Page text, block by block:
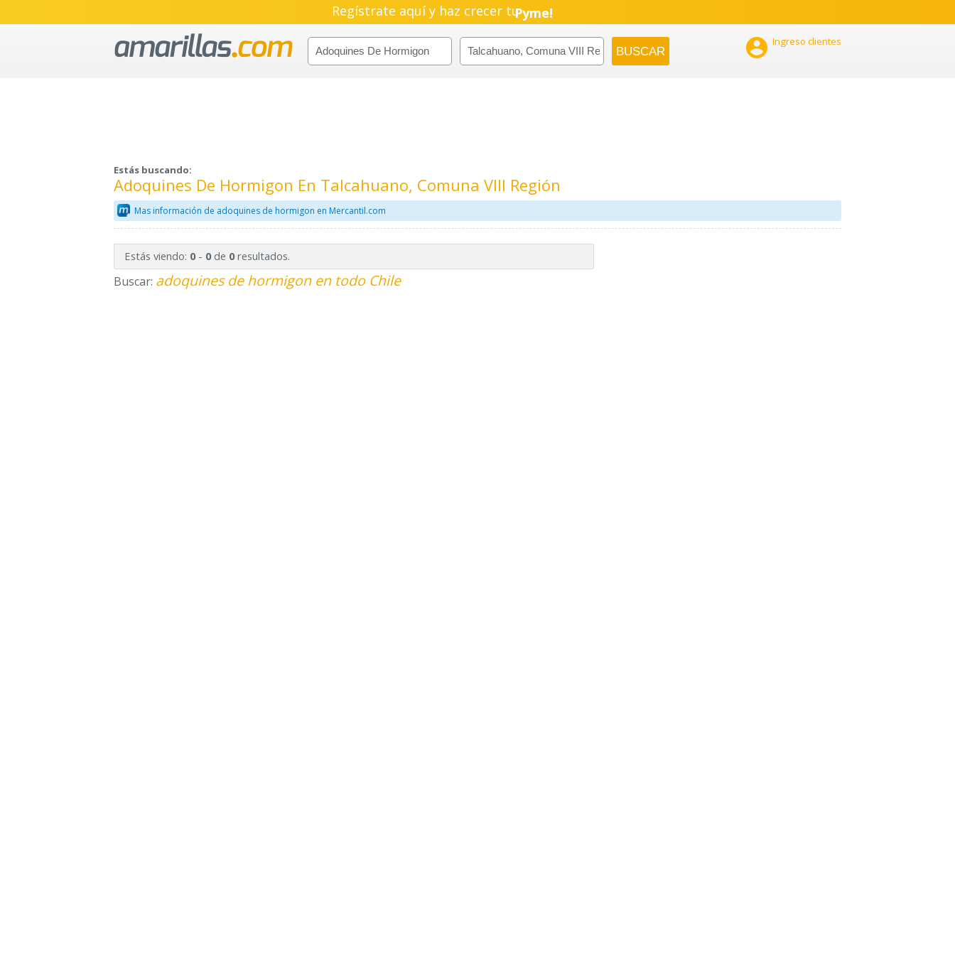
Regístrate aquí y haz crecer tuPyme!
Emprendimiento!
 Ingreso clientes
Estás buscando:
Adoquines De Hormigon En Talcahuano, Comuna VIII Región
Mas información de adoquines de hormigon en Mercantil.com
Estás viendo: 0- 0de 0resultados.
Buscar: adoquines de hormigon en todo Chile